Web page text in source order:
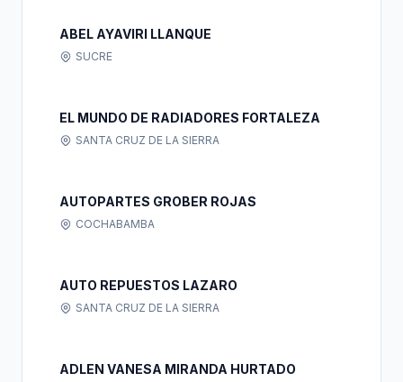
ABEL AYAVIRI LLANQUE
SUCRE
EL MUNDO DE RADIADORES FORTALEZA
SANTA CRUZ DE LA SIERRA
AUTOPARTES GROBER ROJAS
COCHABAMBA
AUTO REPUESTOS LAZARO
SANTA CRUZ DE LA SIERRA
ADLEN VANESA MIRANDA HURTADO